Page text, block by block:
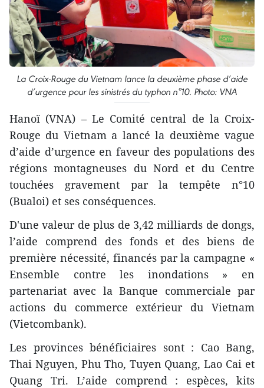
La Croix-Rouge du Vietnam lance la deuxième phase d’aide
d’urgence pour les sinistrés du typhon n°10. Photo: VNA
Hanoï (VNA) – Le Comité central de la Croix-
Rouge du Vietnam a lancé la deuxième vague
d’aide d’urgence en faveur des populations des
régions montagneuses du Nord et du Centre
touchées gravement par la tempête n°10
(Bualoi) et ses conséquences.
D'une valeur de plus de 3,42 milliards de dongs,
l’aide comprend des fonds et des biens de
première nécessité, financés par la campagne «
Ensemble contre les inondations » en
partenariat avec la Banque commerciale par
actions du commerce extérieur du Vietnam
(Vietcombank).
Les provinces bénéficiaires sont : Cao Bang,
Thai Nguyen, Phu Tho, Tuyen Quang, Lao Cai et
Quang Tri. L’aide comprend : espèces, kits